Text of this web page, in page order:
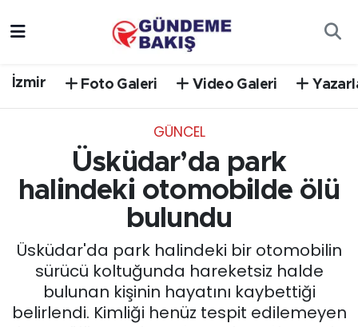
İzmir Foto Galeri Video Galeri
GÜNCEL
Üsküdar’da park
halindeki otomobilde ölü
bulundu
Üsküdar'da park halindeki bir otomobilin
sürücü koltuğunda hareketsiz halde
bulunan kişinin hayatını kaybettiği
belirlendi. Kimliği henüz tespit edilemeyen
DÜNYA
EGE
EKONOMİ
English News
Trafik Durumu
Süper Lig Puan Durumu ve Fikstür
Tüm Manşetler
Son Dakika Haberleri
Haber Arşivi